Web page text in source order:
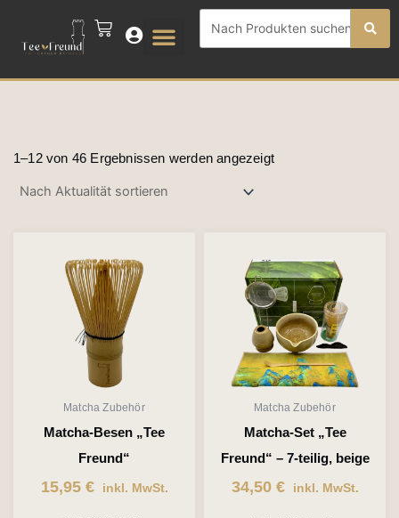
CART
Search
...
1–12 von 46 Ergebnissen werden angezeigtAktualität
Matcha Zubehör
Matcha-Besen „Tee
Freund“
15,95 € inkl. MwSt.
Matcha Zubehör
Matcha-Set „Tee
Freund“ – 7-teilig, beige
34,50 € inkl. MwSt.